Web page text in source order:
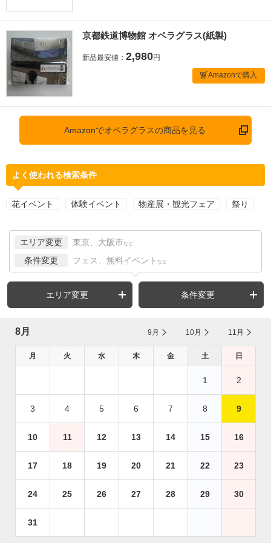
京都鉄道博物館 オペラグラス(紙製)
新品最安値： 2,980円
Amazonで購入
Amazonでオペラグラスの商品を見る
よく使われる検索条件
花イベント 体験イベント 物産展・観光フェア 祭り
エリア変更 東京、大阪市 など
条件変更 フェス、無料イベント など
エリア変更 条件変更
8月 9月 10月 11月
月 火 水 木 金 土 日
1 2
3 4 5 6 7 8 9
10 11 12 13 14 15 16
17 18 19 20 21 22 23
24 25 26 27 28 29 30
31